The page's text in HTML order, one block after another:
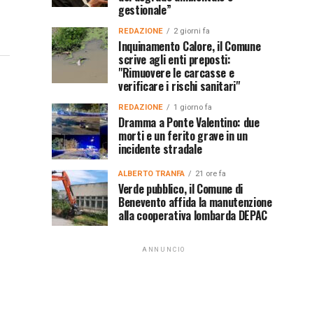
gestionale”
REDAZIONE 2 giorni fa
Inquinamento Calore, il Comune
scrive agli enti preposti:
"Rimuovere le carcasse e
verificare i rischi sanitari"
REDAZIONE 1 giorno fa
Dramma a Ponte Valentino: due
morti e un ferito grave in un
incidente stradale
ALBERTO TRANFA 21 ore fa
Verde pubblico, il Comune di
Benevento affida la manutenzione
alla cooperativa lombarda DEPAC
ANNUNCIO